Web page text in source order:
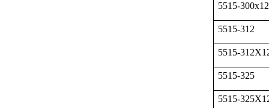
5515-300x12
5515-312
5515-
5515-325
5515-